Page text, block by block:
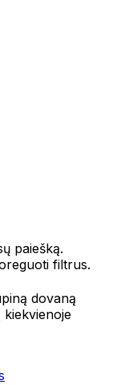
paiešką.
filtrus.
dovaną